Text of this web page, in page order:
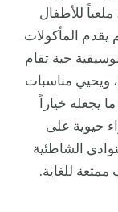
للأطفال
يقدم المأكولات
حية تقام
ويحيي مناسبات
يجعله خياراً
حيوية على
الشاطئية
ممتعة للغاية.